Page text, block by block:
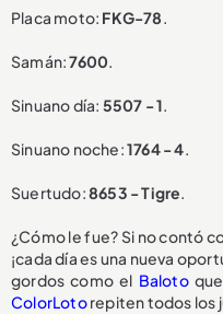
Placa moto: FKG-78.
Samán:7600.
Sinuano día: 5507 - 1.
Sinuano noche:1764 - 4.
Suertudo:8653 - Tigre.
¿Cómo le fue? Si no contó
¡cada día es una nueva
gordos como el Balotoque
ColorLotorepiten todos los